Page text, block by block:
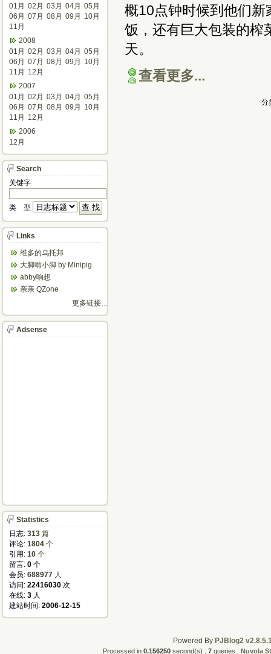
概10点钟时候到他们
饭，还有巨大包装的榨
天。
查看更多...
分
01月 02月 03月 04月 05月
06月 07月 08月 09月
10月
11月
2008
01月 02月 03月 04月 05月
06月 07月 08月 09月
10月
11月
12月
2007
01月 02月 03月 04月 05月
06月 07月 08月 09月
10月
11月
12月
2006
12月
Search
关键字
类 型
Links
维多的乌托邦
大脚啃小脚 by Minipig
abby响想
亲亲 QZone
更多链接…
Adsense
Statistics
日志: 313 篇
评论: 1804 个
引用: 10 个
留言: 0 个
会员: 688977 人
访问: 22416030 次
在线: 3 人
建站时间: 2006-12-15
Powered By PJBlog2
Processed in 0.156250 second(s) , 7 queries , Nuvola